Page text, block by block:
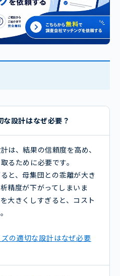
設計はなぜ必要？
は、結果の信頼度を高め、
るために必要です。
と、母集団との乖離が大き
精度が下がってしまいま
大きくしすぎると、コスト
の適切な設計はなぜ必要